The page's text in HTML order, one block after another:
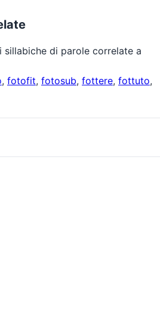
sillabiche di parole correlate a
, fotofit, fotosub, fottere, fottuto,